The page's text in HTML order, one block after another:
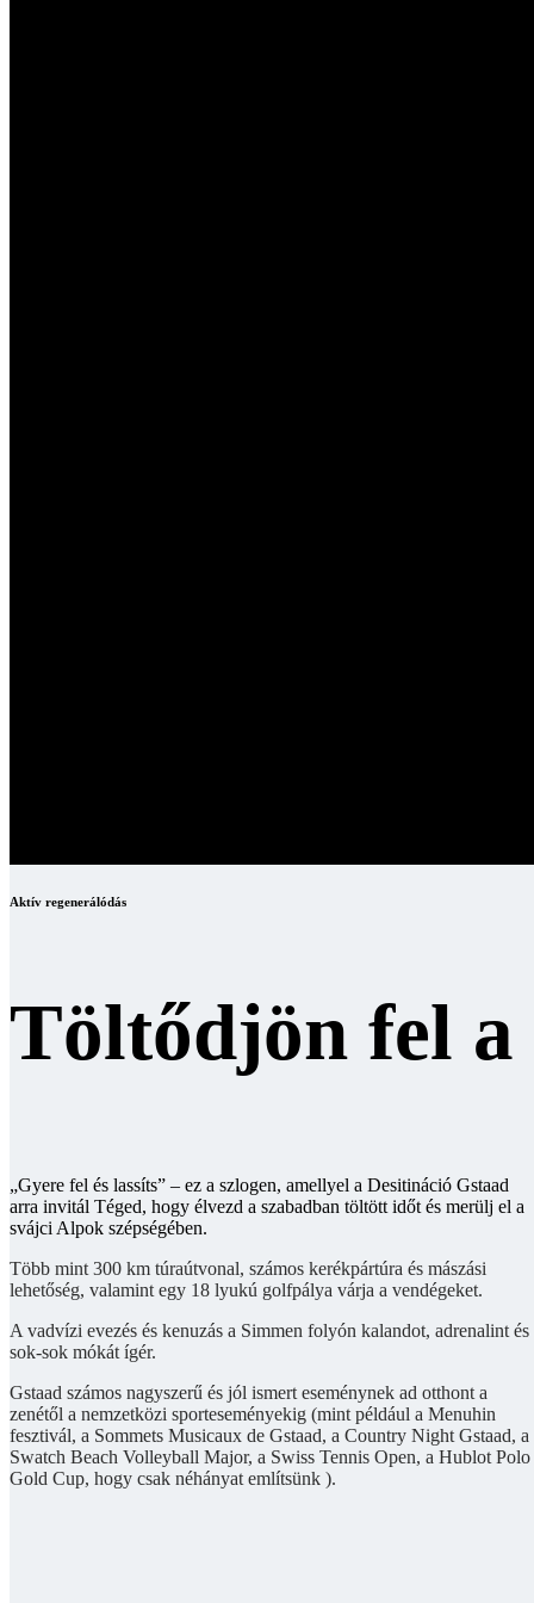
Aktív regenerálódás
Töltődjön fel a
„Gyere fel és lassíts” – ez a szlogen, amellyel a Desitináció Gstaad
arra invitál Téged, hogy élvezd a szabadban töltött időt és merülj el a
svájci Alpok szépségében.
Több mint 300 km túraútvonal, számos kerékpártúra és mászási
lehetőség, valamint egy 18 lyukú golfpálya várja a vendégeket.
A vadvízi evezés és kenuzás a Simmen folyón kalandot, adrenalint és
sok-sok mókát ígér.
Gstaad számos nagyszerű és jól ismert eseménynek ad otthont a
zenétől a nemzetközi sporteseményekig (mint például a Menuhin
fesztivál, a Sommets Musicaux de Gstaad, a Country Night Gstaad, a
Swatch Beach Volleyball Major, a Swiss Tennis Open, a Hublot Polo
Gold Cup, hogy csak néhányat említsünk ).